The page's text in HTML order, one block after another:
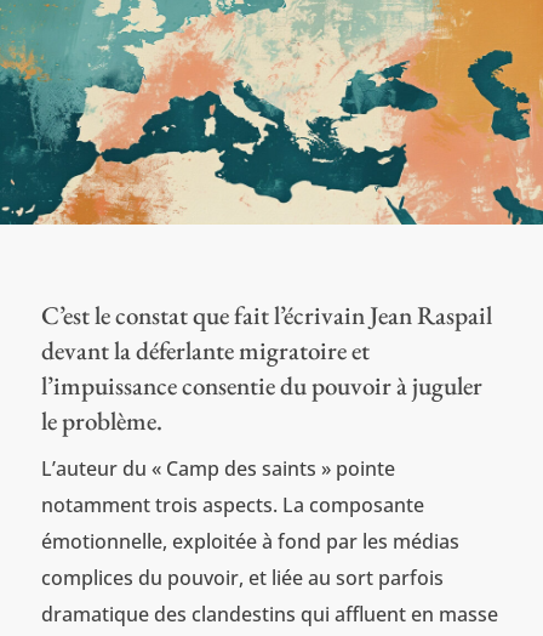
C’est le constat que fait l’écrivain Jean Raspail
devant la déferlante migratoire et
l’impuissance consentie du pouvoir à juguler
le problème.
L’auteur du « Camp des saints » pointe
notamment trois aspects. La composante
émotionnelle, exploitée à fond par les médias
complices du pouvoir, et liée au sort parfois
dramatique des clandestins qui affluent en masse